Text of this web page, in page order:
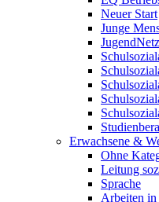
Neuer Start
Junge
Erwachsene &
Ohne
Leitung
Sprache
Arbeiten in